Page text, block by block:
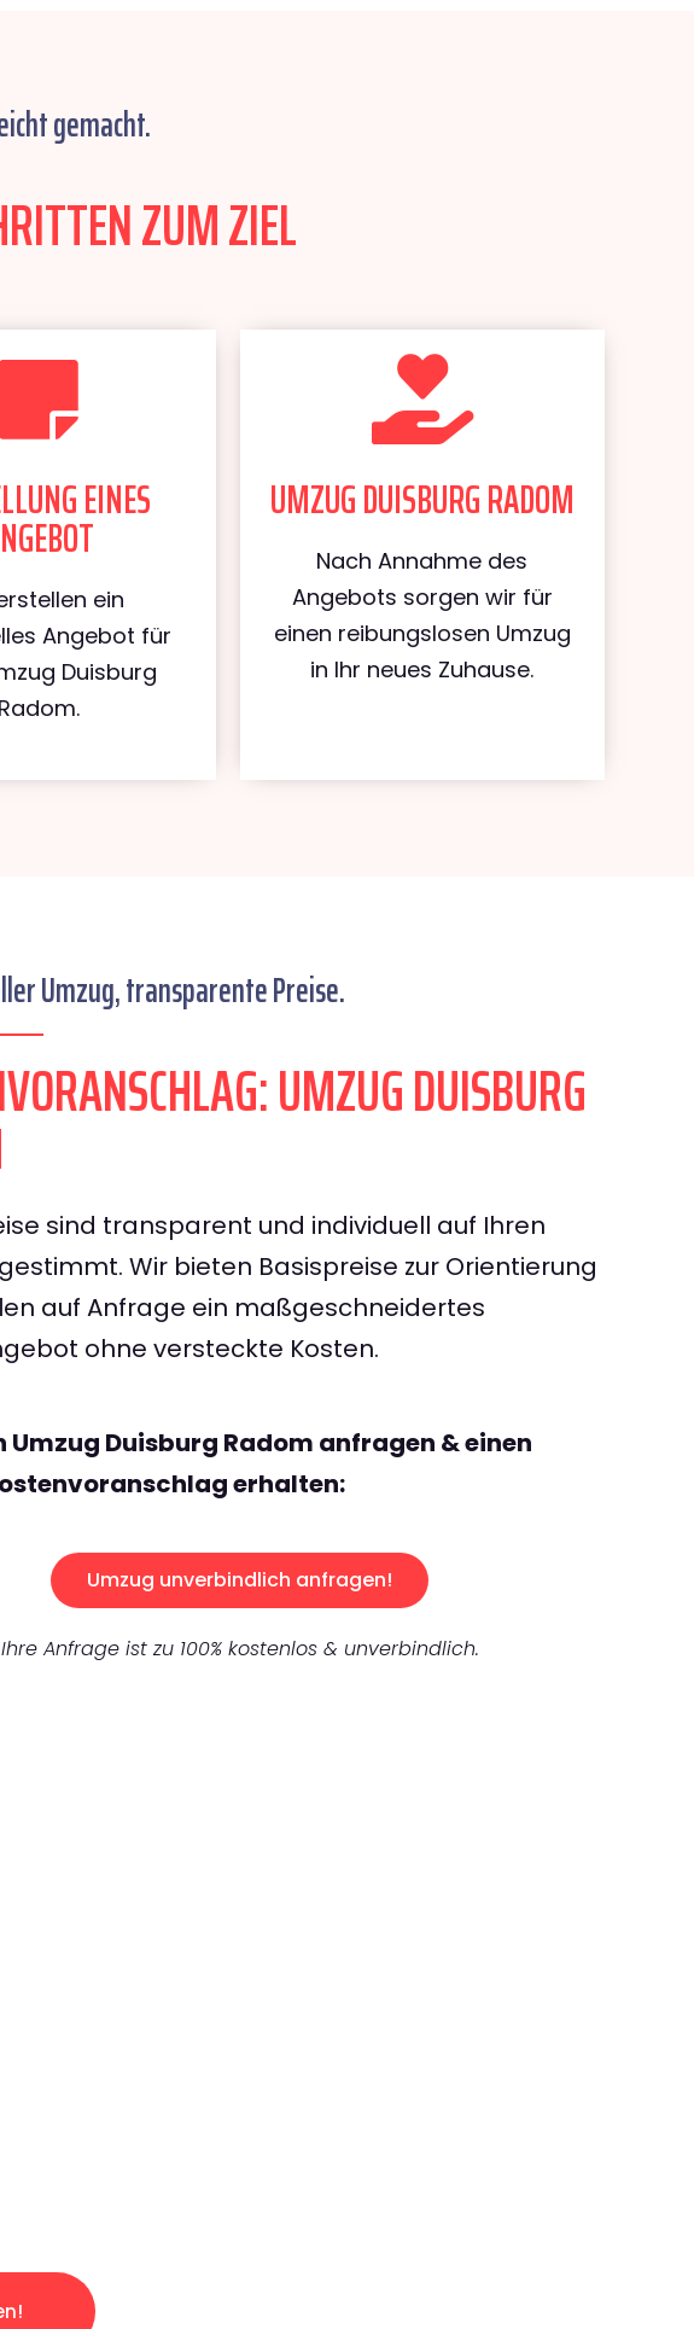
gemacht.
ZUM ZIEL
EINES
ein
Angebot für
Duisburg
Radom.
UMZUG DUISBURG RADOM
Nach Annahme des
Angebots sorgen wir für
einen reibungslosen Umzug
in Ihr neues Zuhause.
Umzug, transparente Preise.
UMZUG DUISBURG
sind transparent und individuell auf Ihren
Wir bieten Basispreise zur Orientierung
auf Anfrage ein maßgeschneidertes
ohne versteckte Kosten.
Umzug Duisburg Radom anfragen & einen
erhalten:
Umzug unverbindlich anfragen!
Ihre Anfrage ist zu 100% kostenlos & unverbindlich.